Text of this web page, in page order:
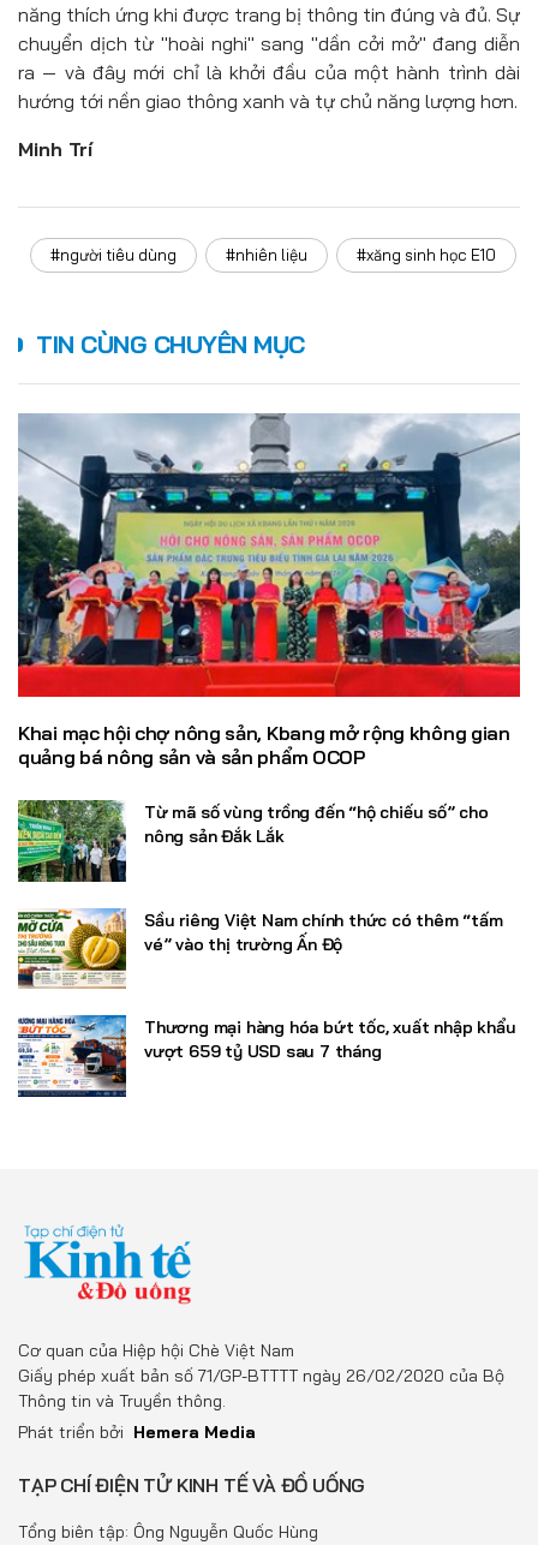
năng thích ứng khi được trang bị thông tin đúng và đủ. Sự
chuyển dịch từ "hoài nghi" sang "dần cởi mở" đang diễn
ra — và đây mới chỉ là khởi đầu của một hành trình dài
hướng tới nền giao thông xanh và tự chủ năng lượng hơn.
Minh Trí
#người tiêu dùng #nhiên liệu #xăng sinh học E10
TIN CÙNG CHUYÊN MỤC
Khai mạc hội chợ nông sản, Kbang mở rộng không gian
quảng bá nông sản và sản phẩm OCOP
Từ mã số vùng trồng đến “hộ chiếu số” cho
nông sản Đắk Lắk
Sầu riêng Việt Nam chính thức có thêm “tấm
vé” vào thị trường Ấn Độ
Thương mại hàng hóa bứt tốc, xuất nhập khẩu
vượt 659 tỷ USD sau 7 tháng
Cơ quan của Hiệp hội Chè Việt Nam
Giấy phép xuất bản số 71/GP-BTTTT ngày 26/02/2020 của Bộ
Thông tin và Truyền thông.
Phát triển bởi Hemera Media
TẠP CHÍ ĐIỆN TỬ KINH TẾ VÀ ĐỒ UỐNG
Tổng biên tập: Ông Nguyễn Quốc Hùng